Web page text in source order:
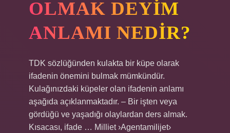
OLMAK DEYIM
ANLAMI NEDIR?
TDK sözlüğünden kulakta bir küpe olarak
ifadenin önemini bulmak mümkündür.
Kulağınızdaki küpeler olan ifadenin anlamı
aşağıda açıklanmaktadır. – Bir işten veya
gördüğü ve yaşadığı olaylardan ders almak.
Kısacası, ifade … Milliet ›Agentamilijet›